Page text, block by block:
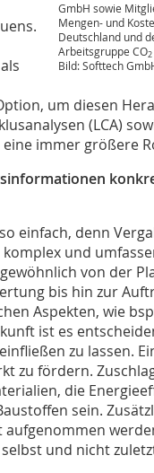
GmbH sowie
Mengen- und
Deutschland und
Arbeitsgruppe CO2
Bild: Softtech
um diesen
(LCA)
immer größere
einfach, denn
und
von der
bis hin zur
Aspekten, wie
ist es
zu lassen.
zu fördern.
die
sein.
und nicht